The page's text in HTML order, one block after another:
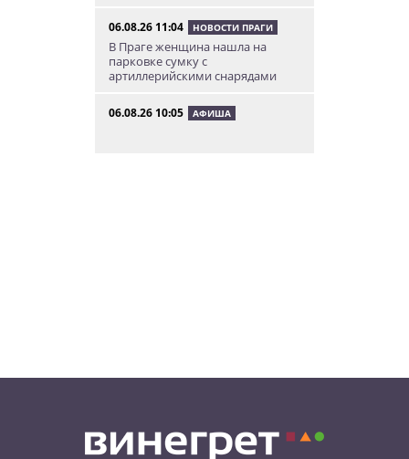
06.08.26 11:04 НОВОСТИ ПРАГИ
В Праге женщина нашла на
парковке сумку с
артиллерийскими снарядами
06.08.26 10:05 АФИША